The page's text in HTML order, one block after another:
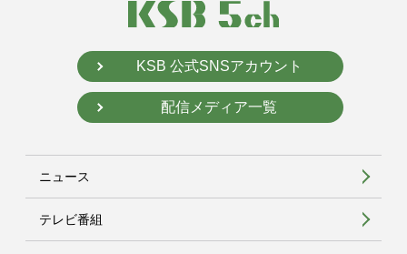
KSB 公式SNSアカウント
配信メディア一覧
ニュース
テレビ番組